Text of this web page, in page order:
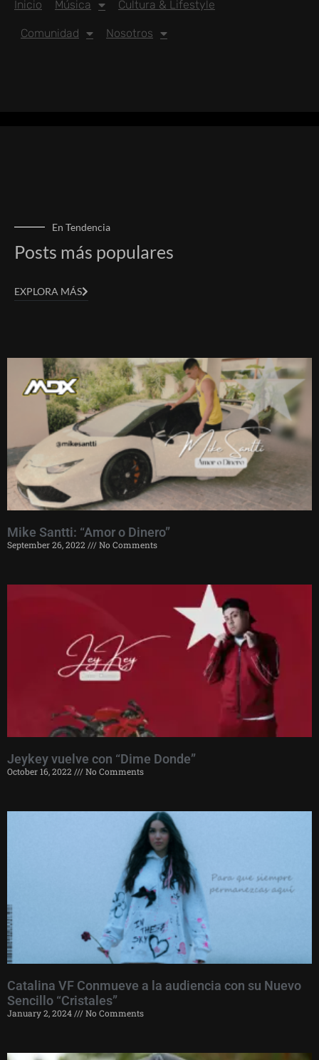
Inicio Música Cultura & Lifestyle
Comunidad Nosotros
En Tendencia
Posts más populares
EXPLORA MÁS
Mike Santti: “Amor o Dinero”
September 26, 2022 No Comments
Jeykey vuelve con “Dime Donde”
October 16, 2022 No Comments
Catalina VF Conmueve a la audiencia con su Nuevo
Sencillo “Cristales”
January 2, 2024 No Comments